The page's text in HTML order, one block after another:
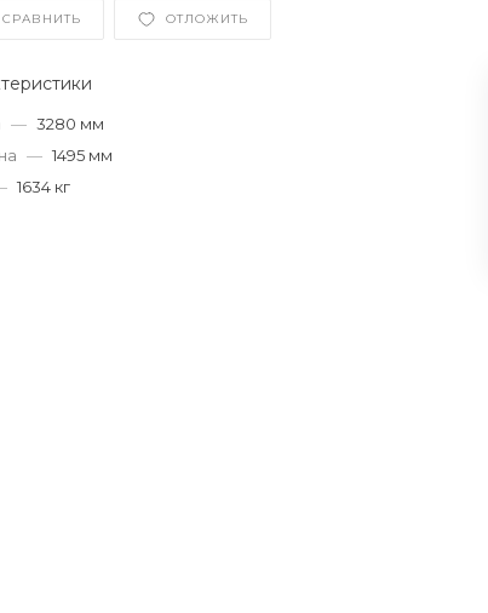
СРАВНИТЬ ОТЛОЖИТЬ
— 3280 мм
— 1495 мм
1634 кг